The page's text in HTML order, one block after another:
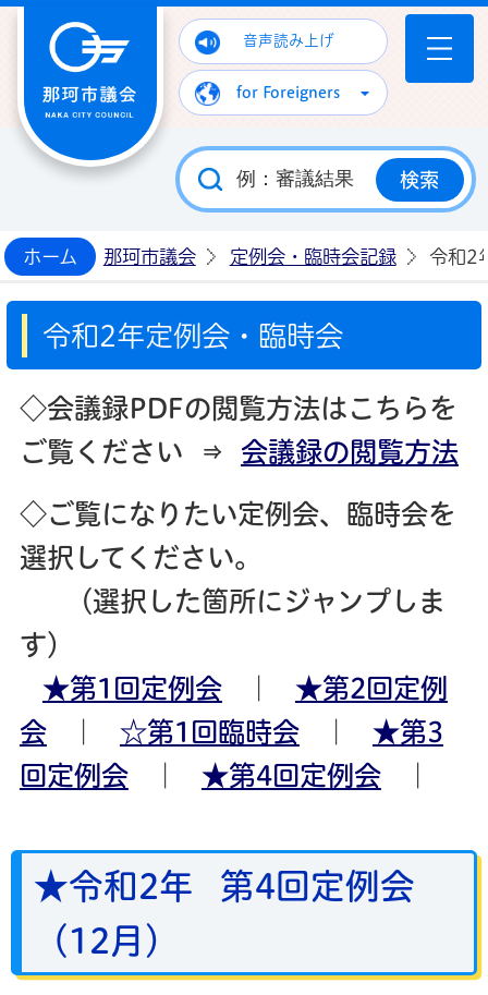
那珂市議会ホームページ
音声読み上げ
for Foreigners
ホーム 那珂市議会 定例会・臨時会記録 令和2
令和2年定例会・臨時会
◇会議録PDFの閲覧方法はこちらを
ご覧ください ⇒ 会議録の閲覧方法
◇ご覧になりたい定例会、臨時会を
選択してください。
（選択した箇所にジャンプしま
す）
★第1回定例会｜ ★第2回定例
会｜ ☆第1回臨時会｜ ★第3
回定例会｜ ★第4回定例会｜
★令和2年 第4回定例会
（12月）